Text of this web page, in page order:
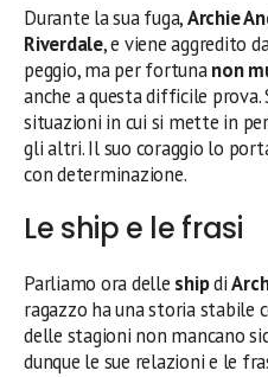
Durante la sua fuga,Archie
Riverdale, e viene aggredito
peggio, ma per fortunanon
anche a questa difficile
situazioni in cui si mette in
gli altri. Il suo coraggio lo
con determinazione.
Le ship e le frasi
Parliamo ora delle shipdi
ragazzo ha una storia stabile
delle stagioni non mancano
dunque le sue relazioni e le